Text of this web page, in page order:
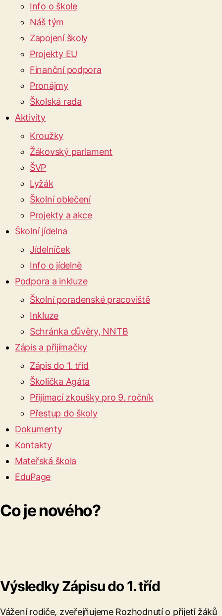
Info o škole
Náš tým
Zapojení školy
Projekty EU
Finanční podpora
Pronájmy
Školská rada
Aktivity
Kroužky
Žákovský parlament
ŠVP
Lyžák
Školní oblečení
Projekty a akce
Školní jídelna
Jídelníček
Info o jídelně
Podpora a inkluze
Školní poradenské pracoviště
Inkluze
Schránka důvěry, NNTB
Zápis a přijímačky
Zápis do 1. tříd
Školička Agáta
Přijímací zkoušky pro 9. ročník
Přestup do školy
Dokumenty
Kontakty
Mateřská škola
EduPage
Co je nového?
Výsledky Zápisu do 1. tříd
Vážení rodiče, zveřejňujeme Rozhodnutí o přijetí žáků